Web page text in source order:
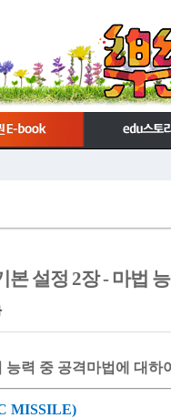
본 설정 2장 - 마법
능력 중 공격마법에 대하
MISSILE)